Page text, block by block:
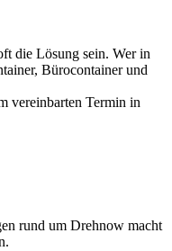
die Lösung sein. Wer in
Bürocontainer und
vereinbarten Termin in
rund um Drehnow macht